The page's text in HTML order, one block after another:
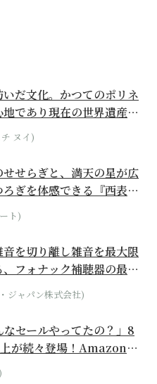
だ文化。かつてのポリネ
地であり現在の世界遺産か
...ヌイ)
せらぎと、満天の星が広
ぎを体感できる『西表島
ト)
音を切り離し雑音を最大限
、フォナック補聴器の最上
ジャパン株式会社)
なセールやってたの？」8
が続々登場！Amazonの